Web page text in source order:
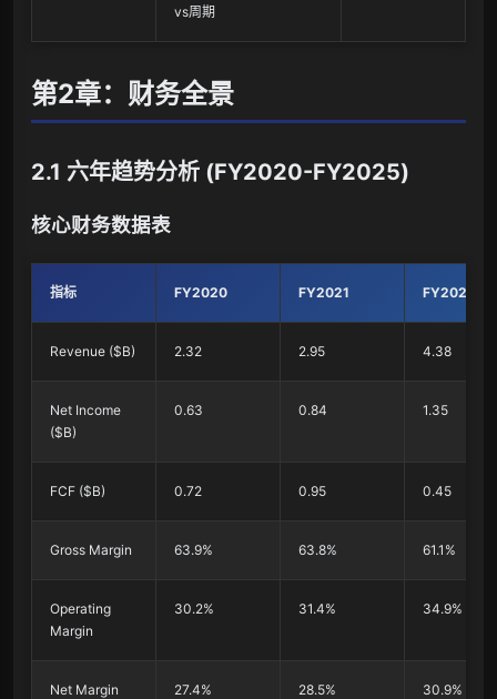
vs周期
第2章：财务全景
2.1 六年趋势分析 (FY2020-FY2025)
核心财务数据表
指标 FY2020 FY2021 FY2022
Revenue ($B) 2.32 2.95 4.38
Net Income
($B)
0.63 0.84 1.35
FCF ($B) 0.72 0.95 0.45
Gross Margin 63.9% 63.8% 61.1%
Operating
Margin
30.2% 31.4% 34.9%
Net Margin 27.4% 28.5% 30.9%